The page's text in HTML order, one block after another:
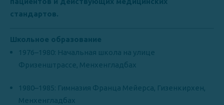
стандартов.
Школьное образование
1976–1980: Начальная школа на улице
Фризенштрассе, Менхенгладбах
1980–1985: Гимназия Франца Мейерса, Гизенкирхен,
Менхенгладбах